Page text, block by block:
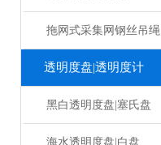
拖网式采集网钢丝吊绳
透明度盘|透明度计
黑白透明度盘|塞氏盘
海水透明度盘|白盘